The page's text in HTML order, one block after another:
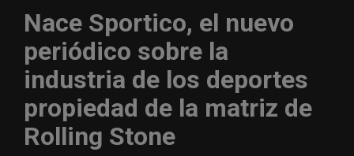
Nace Sportico, el nuevo
periódico sobre la
industria de los deportes
propiedad de la matriz de
Rolling Stone